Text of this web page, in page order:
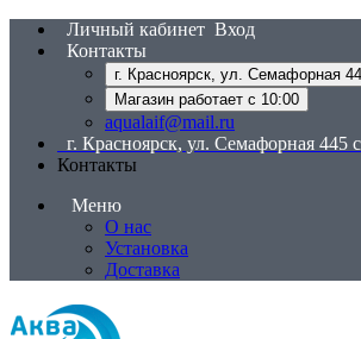
Личный кабинет Вход
Контакты
г. Красноярск, ул. Семафорная
Магазин работает с 10:00
aqualaif@mail.ru
г. Красноярск, ул. Семафорная 445
Контакты
Меню
О нас
Установка
Доставка